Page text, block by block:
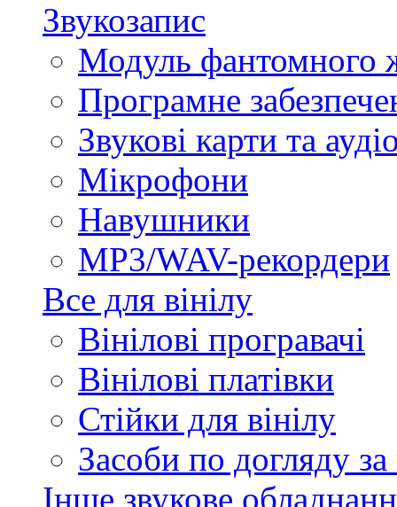
Звукозапис
Модуль фантомного
Програмне
Звукові карти та
Мікрофони
Навушники
MP3/WAV-рекордери
Все для вінілу
Вінілові програвачі
Вінілові платівки
Стійки для вінілу
Засоби по догляду за
Інше звукове